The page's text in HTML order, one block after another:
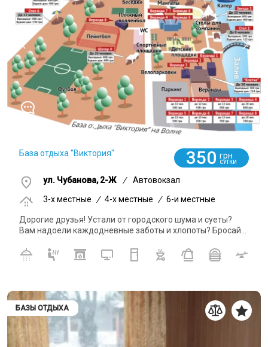
База отдыха "Виктория" 350 грн
СУТКИ
ул. Чубанова, 2-Ж /
Автовокзал
3-x местные
/ 4-x местные / 6-и местные
Дорогие друзья! Устали от городского шума и суеты?
Вам надоели каждодневные заботы и хлопоты? Бросай...
БАЗЫ ОТДЫХА